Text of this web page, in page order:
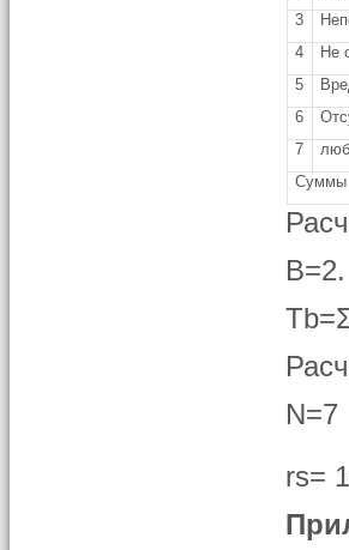
3
4
Не
5
6
7
Суммы
B=2.
N=7
rs=